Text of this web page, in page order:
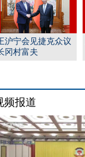
沪宁会见捷克众议
冈村富夫
频报道